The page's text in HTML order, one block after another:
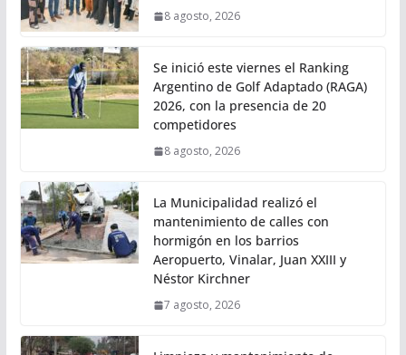
8 agosto, 2026
Se inició este viernes el Ranking
Argentino de Golf Adaptado (RAGA)
2026, con la presencia de 20
competidores
8 agosto, 2026
La Municipalidad realizó el
mantenimiento de calles con
hormigón en los barrios
Aeropuerto, Vinalar, Juan XXIII y
Néstor Kirchner
7 agosto, 2026